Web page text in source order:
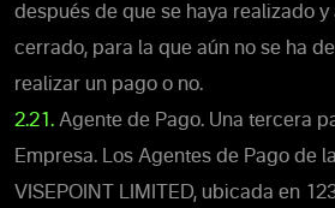
después de que se haya realizado y
cerrado, para la que aún no se ha
realizar un pago o no.
2.21. Agente de Pago. Una tercera
Empresa. Los Agentes de Pago de
VISEPOINT LIMITED, ubicada en